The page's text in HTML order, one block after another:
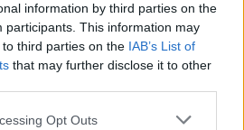
information by third parties on the
participants. This information may
third parties on the IAB’s List of
that may further disclose it to other
app uses one or more Google
Opt Outs
Μπόρα Μπόρα και το δίλημμα